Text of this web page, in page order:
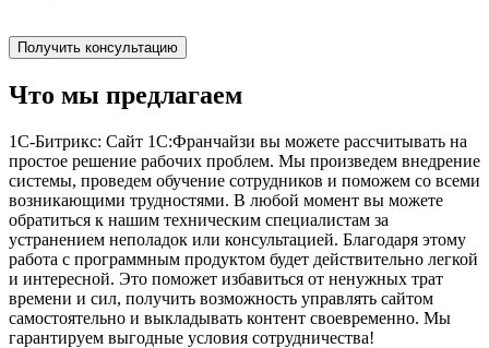
Получить консультацию
Что мы предлагаем
1С-Битрикс: Сайт 1С:Франчайзи вы можете рассчитывать на
простое решение рабочих проблем. Мы произведем внедрение
системы, проведем обучение сотрудников и поможем со всеми
возникающими трудностями. В любой момент вы можете
обратиться к нашим техническим специалистам за
устранением неполадок или консультацией. Благодаря этому
работа с программным продуктом будет действительно легкой
и интересной. Это поможет избавиться от ненужных трат
времени и сил, получить возможность управлять сайтом
самостоятельно и выкладывать контент своевременно. Мы
гарантируем выгодные условия сотрудничества!